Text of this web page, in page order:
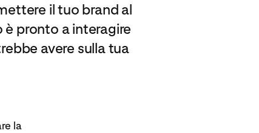
il tuo brand al
pronto a interagire
avere sulla tua
la